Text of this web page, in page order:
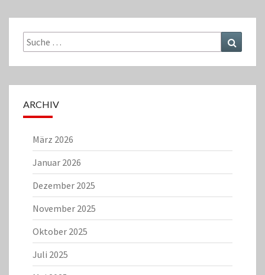
Suche
nach:
ARCHIV
März 2026
Januar 2026
Dezember 2025
November 2025
Oktober 2025
Juli 2025